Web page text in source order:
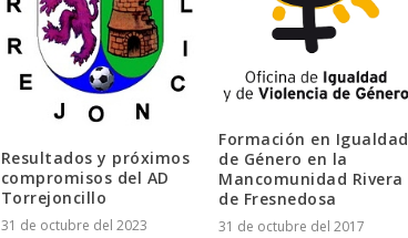
Resultados y próximos
compromisos del AD
Torrejoncillo
31 de octubre del 2023
Formación en Igualdad
de Género en la
Mancomunidad Rivera
de Fresnedosa
31 de octubre del 2017